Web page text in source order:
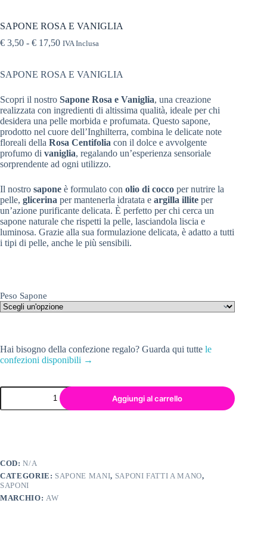
SAPONE ROSA E VANIGLIA
€ 3,50 - € 17,50 IVA Inclusa
SAPONE ROSA E VANIGLIA
Scopri il nostro Sapone Rosa e Vaniglia, una creazione
realizzata con ingredienti di altissima qualità, ideale per chi
desidera una pelle morbida e profumata. Questo sapone,
prodotto nel cuore dell’Inghilterra, combina le delicate note
floreali della Rosa Centifolia con il dolce e avvolgente
profumo di vaniglia, regalando un’esperienza sensoriale
sorprendente ad ogni utilizzo.
Il nostro sapone è formulato con olio di cocco per nutrire la
pelle, glicerina per mantenerla idratata e argilla illite per
un’azione purificante delicata. È perfetto per chi cerca un
sapone naturale che rispetti la pelle, lasciandola liscia e
luminosa. Grazie alla sua formulazione delicata, è adatto a tutti
i tipi di pelle, anche le più sensibili.
Peso Sapone
Hai bisogno della confezione regalo? Guarda qui tutte le
confezioni disponibili →
Aggiungi al carrello
COD:N/A
CATEGORIE: SAPONE MANI, SAPONI FATTI A MANO,
SAPONI
MARCHIO: AW